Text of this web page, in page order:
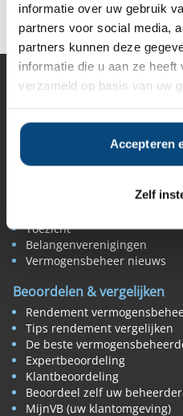
informatie over uw gebruik
partners voor social media,
partners kunnen deze
informatie die u aan ze
verzameld op basis van uw
Accepteren
Zelf
Vermogensbeheer
Vermogensbeheerders per
Zelfstandige
Toezicht
Belangenverenigingen
Vermogensbeheer nieuws
Beoordelen & vergelijken
Rendement
Tips rendement vergelijken
De beste
Expertbeoordeling
Klantbeoordeling
Beoordeel zelf uw beheerder
MijnVB (uw klantomgeving)